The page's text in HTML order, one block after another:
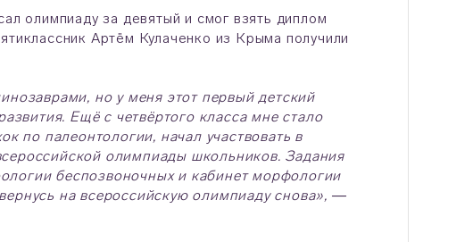
олимпиаду за девятый и смог взять диплом
Артём Кулаченко из Крыма получили
но у меня этот первый детский
Ещё с четвёртого класса мне стало
по палеонтологии, начал участвовать в
олимпиады школьников. Задания
беспозвоночных и кабинет морфологии
на всероссийскую олимпиаду снова», ―